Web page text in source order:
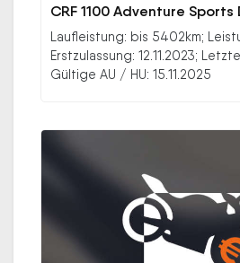
CRF 1100 Adventure Sports
Laufleistung: bis 5402km;
Erstzulassung: 12.11.2023;
Gültige AU / HU: 15.11.2025